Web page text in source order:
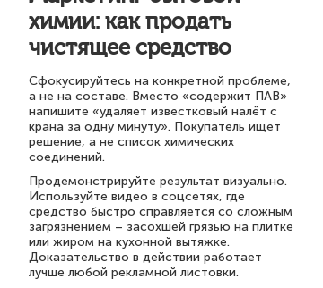
химии: как продать
чистящее средство
Сфокусируйтесь на конкретной проблеме,
а не на составе. Вместо «содержит ПАВ»
напишите «удаляет известковый налёт с
крана за одну минуту». Покупатель ищет
решение, а не список химических
соединений.
Продемонстрируйте результат визуально.
Используйте видео в соцсетях, где
средство быстро справляется со сложным
загрязнением – засохшей грязью на плитке
или жиром на кухонной вытяжке.
Доказательство в действии работает
лучше любой рекламной листовки.